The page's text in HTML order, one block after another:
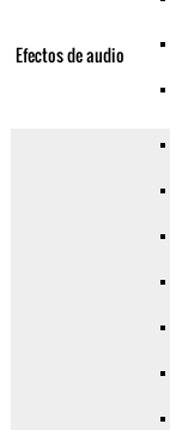
Efectos de audio